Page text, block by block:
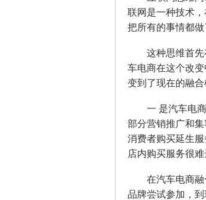
联网是一种技术
把所有的事情都
这种思维首先存
车电商在这个改
变到了现在的融合
一 是汽车电商
部分营销推广和
消费者购买延生
店内购买服务很
在汽车电商融合
品牌尝试参加，